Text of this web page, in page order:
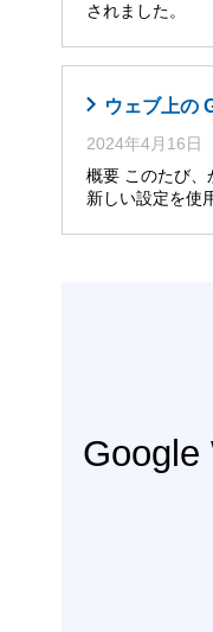
されました。
ウェブ上の
2024年4月16日
概要 このたび、
新しい設定を使
Google